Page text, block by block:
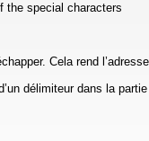
the special characters
Cela rend
délimiteur dans la